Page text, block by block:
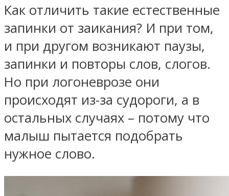
Как отличить такие естественные
запинки от заикания? И при том,
и при другом возникают паузы,
запинки и повторы слов, слогов.
Но при логоневрозе они
происходят из-за судороги, а в
остальных случаях – потому что
малыш пытается подобрать
нужное слово.